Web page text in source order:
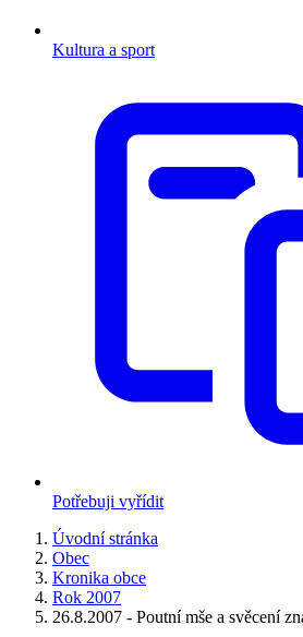
Kultura a sport
Potřebuji vyřídit
Úvodní stránka
Obec
Kronika obce
Rok 2007
26.8.2007 - Poutní mše a svěcení